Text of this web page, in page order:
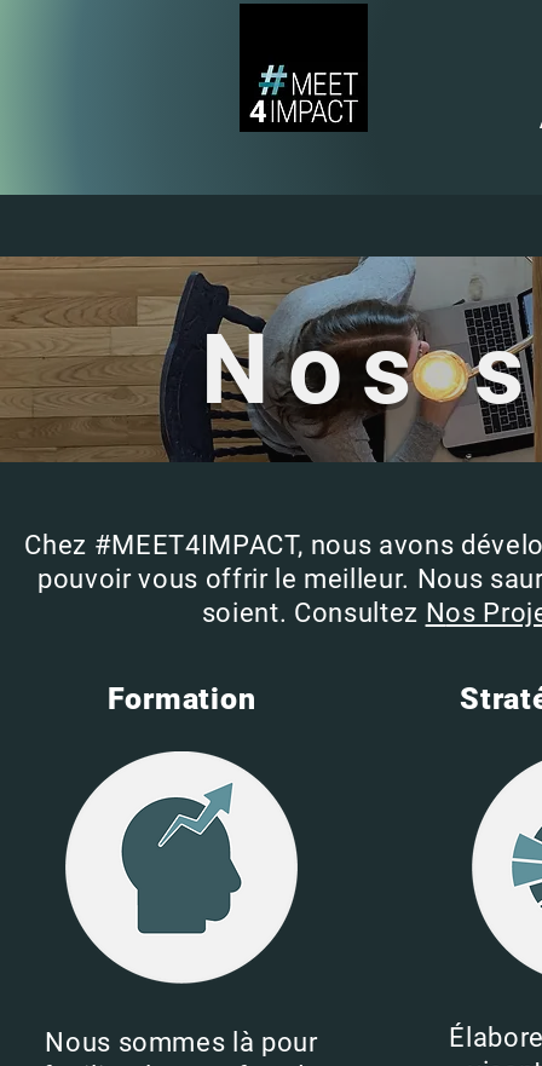
Nos
Chez #MEET4IMPACT, nous avons
pouvoir vous offrir le meilleur. Nous
soient. Consultez Nos
Formation
Nous sommes là pour